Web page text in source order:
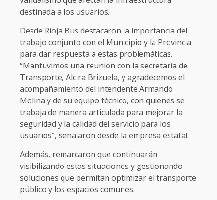
destinada a los usuarios.
Desde Rioja Bus destacaron la importancia del
trabajo conjunto con el Municipio y la Provincia
para dar respuesta a estas problemáticas.
“Mantuvimos una reunión con la secretaria de
Transporte, Alcira Brizuela, y agradecemos el
acompañamiento del intendente Armando
Molina y de su equipo técnico, con quienes se
trabaja de manera articulada para mejorar la
seguridad y la calidad del servicio para los
usuarios”, señalaron desde la empresa estatal.
Además, remarcaron que continuarán
visibilizando estas situaciones y gestionando
soluciones que permitan optimizar el transporte
público y los espacios comunes.